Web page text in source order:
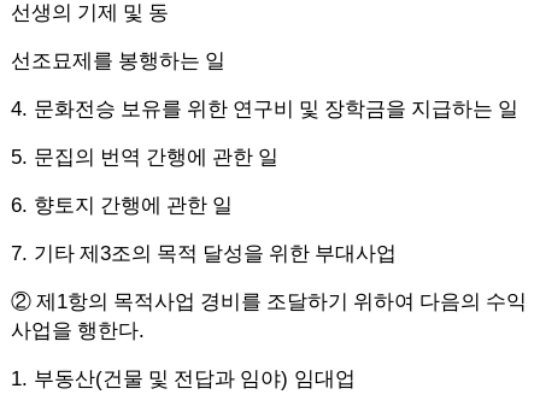
선생의 기제 및 동
선조묘제를 봉행하는 일
4. 문화전승 보유를 위한 연구비 및 장학금을 지급하는 일
5. 문집의 번역 간행에 관한 일
6. 향토지 간행에 관한 일
7. 기타 제3조의 목적 달성을 위한 부대사업
② 제 1항의 목적사업 경비를 조달하기 위하여 다음의 수익
사업을 행한다.
1. 부동산(건물 및 전답과 임야) 임대업